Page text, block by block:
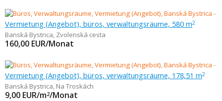
Vermietung (Angebot), büros, verwaltungsräume, 580 m2
Banská Bystrica, Zvolenská cesta
160,00 EUR/Monat
Vermietung (Angebot), büros, verwaltungsräume, 178,51 m2
Banská Bystrica, Na Troskách
9,00 EUR/m2/Monat